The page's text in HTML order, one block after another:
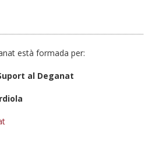
està formada per:
al Deganat